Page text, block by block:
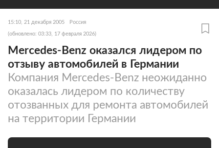
15:10, 21 декабря 2005 Россия
(обновлено: 03:33, 17 февраля 2026)
Mercedes-Benz оказался лидером по
отзыву автомобилей в Германии
Компания Mercedes-Benz неожиданно
оказалась лидером по количеству
отозванных для ремонта автомобилей
на территории Германии